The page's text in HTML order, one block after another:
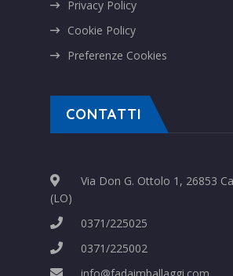
Privacy Policy
Cookie Policy
Preferenze Cookies
CONTATTI
Via Don G. Ottolo 1, 26853
(LO)
0371/225025
0371/225002